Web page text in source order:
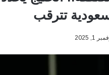
تترقب
1, 2025